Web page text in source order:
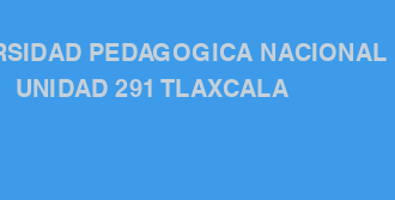
PEDAGOGICA NACIONAL
UNIDAD 291 TLAXCALA